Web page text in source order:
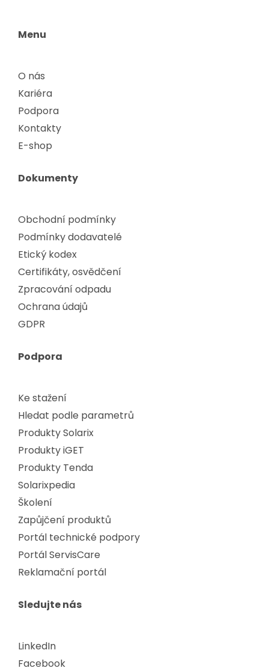
Menu
O nás
Kariéra
Podpora
Kontakty
E-shop
Dokumenty
Obchodní podmínky
Podmínky dodavatelé
Etický kodex
Certifikáty, osvědčení
Zpracování odpadu
Ochrana údajů
GDPR
Podpora
Ke stažení
Hledat podle parametrů
Produkty Solarix
Produkty iGET
Produkty Tenda
Solarixpedia
Školení
Zapůjčení produktů
Portál technické podpory
Portál ServisCare
Reklamační portál
Sledujte nás
LinkedIn
Facebook